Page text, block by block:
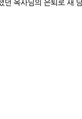
목사님의 은퇴로 새